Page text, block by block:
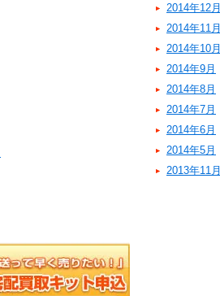
2014年12月
2014年11月
2014年10月
2014年9月
2014年8月
2014年7月
2014年6月
2014年5月
2013年11月